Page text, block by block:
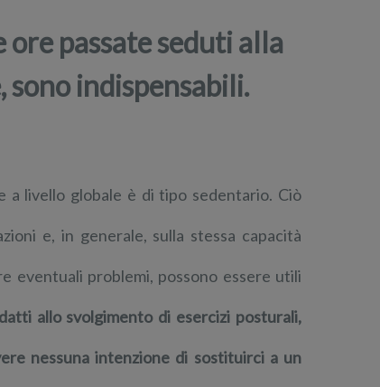
passate seduti alla
sono indispensabili.
a livello globale è di tipo sedentario. Ciò
e, in generale, sulla stessa capacità
eventuali problemi, possono essere utili
allo svolgimento di esercizi posturali,
nessuna intenzione di sostituirci a un